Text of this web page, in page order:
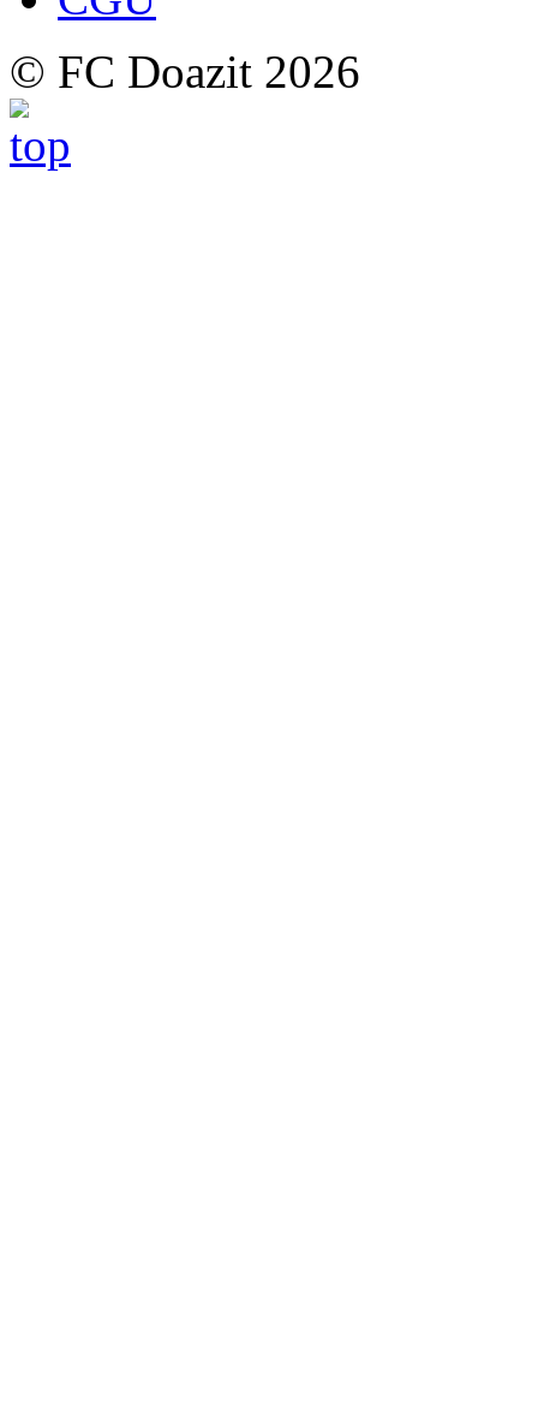
© FC Doazit 2026